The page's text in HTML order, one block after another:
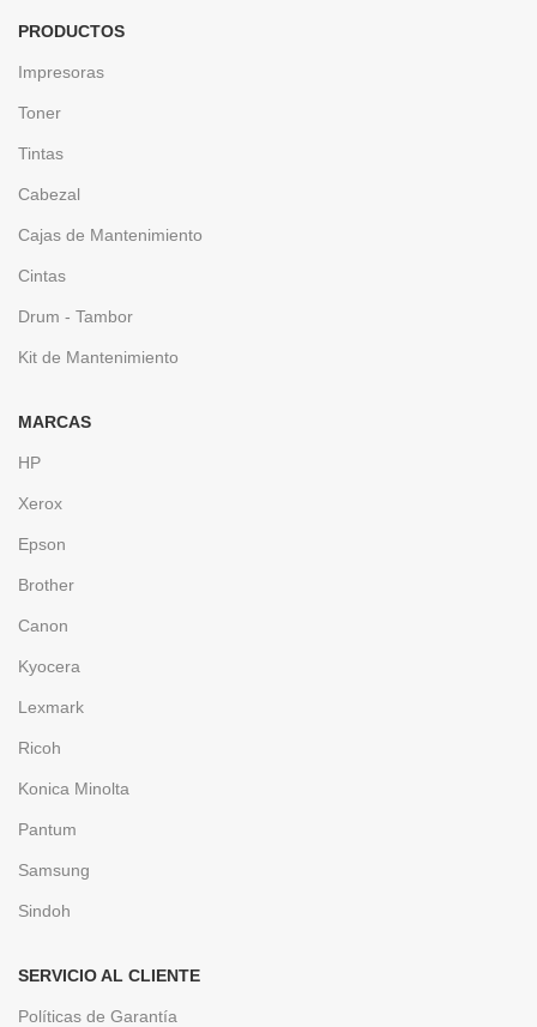
PRODUCTOS
Impresoras
Toner
Tintas
Cabezal
Cajas de Mantenimiento
Cintas
Drum - Tambor
Kit de Mantenimiento
MARCAS
HP
Xerox
Epson
Brother
Canon
Kyocera
Lexmark
Ricoh
Konica Minolta
Pantum
Samsung
Sindoh
SERVICIO AL CLIENTE
Políticas de Garantía